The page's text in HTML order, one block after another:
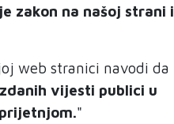
zakon na našoj strani i
web stranici navodi da
vijesti publici u
"